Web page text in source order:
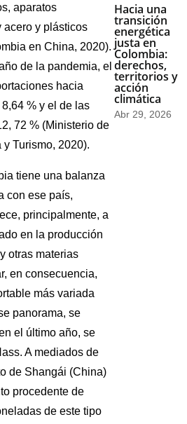
aparatos
acero y plásticos
en China, 2020).
de la pandemia, el
hacia
% y el de las
72 % (Ministerio de
Turismo, 2020).
tiene una balanza
con ese país,
principalmente, a
en la producción
otras materias
en consecuencia,
más variada
panorama, se
el último año, se
A mediados de
de Shangái (China)
procedente de
de este tipo
Hacia una
transición
energética
justa en
Colombia:
derechos,
territorios y
acción
climática
Abr 29, 2026